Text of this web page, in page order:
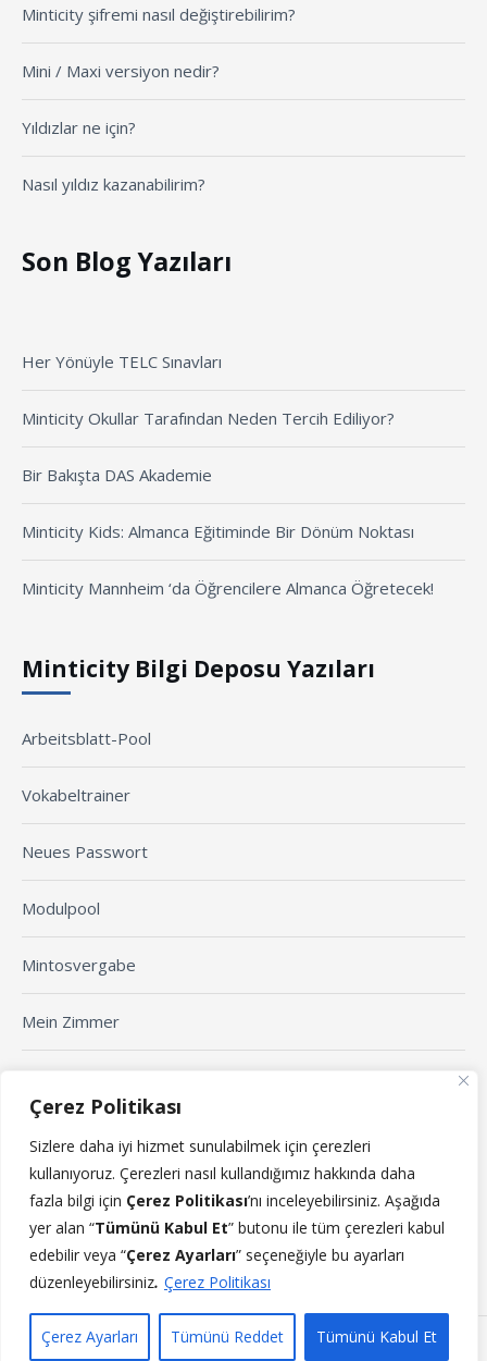
Çerez Politikası
Sizlere daha iyi hizmet sunulabilmek için çerezleri
kullanıyoruz. Çerezleri nasıl kullandığımız hakkında daha
fazla bilgi için Çerez Politikası’nı inceleyebilirsiniz. Aşağıda
yer alan “Tümünü Kabul Et” butonu ile tüm çerezleri kabul
edebilir veya “Çerez Ayarları” seçeneğiyle bu ayarları
düzenleyebilirsiniz. Çerez Politikası
Çerez Ayarları Tümünü Reddet Tümünü Kabul Et
Minticity şifremi nasıl değiştirebilirim?
Mini / Maxi versiyon nedir?
Yıldızlar ne için?
Nasıl yıldız kazanabilirim?
Son Blog Yazıları
Her Yönüyle TELC Sınavları
Minticity Okullar Tarafından Neden Tercih Ediliyor?
Bir Bakışta DAS Akademie
Minticity Kids: Almanca Eğitiminde Bir Dönüm Noktası
Minticity Mannheim ‘da Öğrencilere Almanca Öğretecek!
Minticity Bilgi Deposu Yazıları
Arbeitsblatt-Pool
Vokabeltrainer
Neues Passwort
Modulpool
Mintosvergabe
Mein Zimmer
Yaklaşan Etkinlikler
Yaklaşmakta olan etkinlikler yok.